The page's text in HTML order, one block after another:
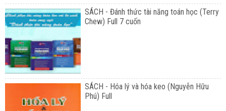
SÁCH - Đánh thức tài năng toán học (Terry
Chew) Full 7 cuốn
SÁCH - Hóa lý và hóa keo (Nguyễn Hữu
Phú) Full